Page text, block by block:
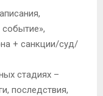
+ санкции/суд/
стадиях –
последствия,